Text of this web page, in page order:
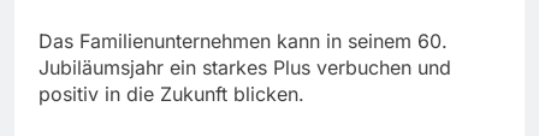
Das Familienunternehmen kann in seinem 60.
Jubiläumsjahr ein starkes Plus verbuchen und
positiv in die Zukunft blicken.